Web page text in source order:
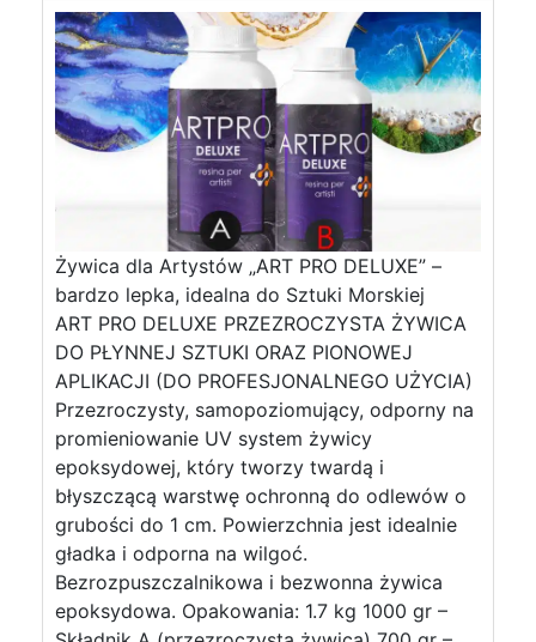
Żywica dla Artystów „ART PRO DELUXE” –
bardzo lepka, idealna do Sztuki Morskiej
ART PRO DELUXE PRZEZROCZYSTA ŻYWICA
DO PŁYNNEJ SZTUKI ORAZ PIONOWEJ
APLIKACJI (DO PROFESJONALNEGO UŻYCIA)
Przezroczysty, samopoziomujący, odporny na
promieniowanie UV system żywicy
epoksydowej, który tworzy twardą i
błyszczącą warstwę ochronną do odlewów o
grubości do 1 cm. Powierzchnia jest idealnie
gładka i odporna na wilgoć.
Bezrozpuszczalnikowa i bezwonna żywica
epoksydowa. Opakowania: 1.7 kg 1000 gr –